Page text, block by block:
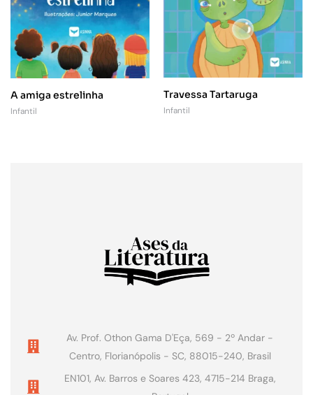
A amiga estrelinha
Infantil
Travessa Tartaruga
Infantil
Av. Prof. Othon Gama D'Eça, 569 - 2º Andar -
Centro, Florianópolis - SC, 88015-240, Brasil
EN101, Av. Barros e Soares 423, 4715-214 Braga,